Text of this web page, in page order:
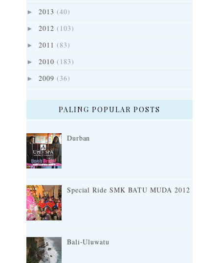
► 2013 (40)
► 2012 (103)
► 2011 (83)
► 2010 (183)
► 2009 (36)
PALING POPULAR POSTS
Durban
Special Ride SMK BATU MUDA 2012
Bali-Uluwatu